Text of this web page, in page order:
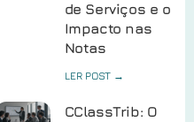
de Serviços e o
Impacto nas
Notas
LER POST →
CClassTrib: O